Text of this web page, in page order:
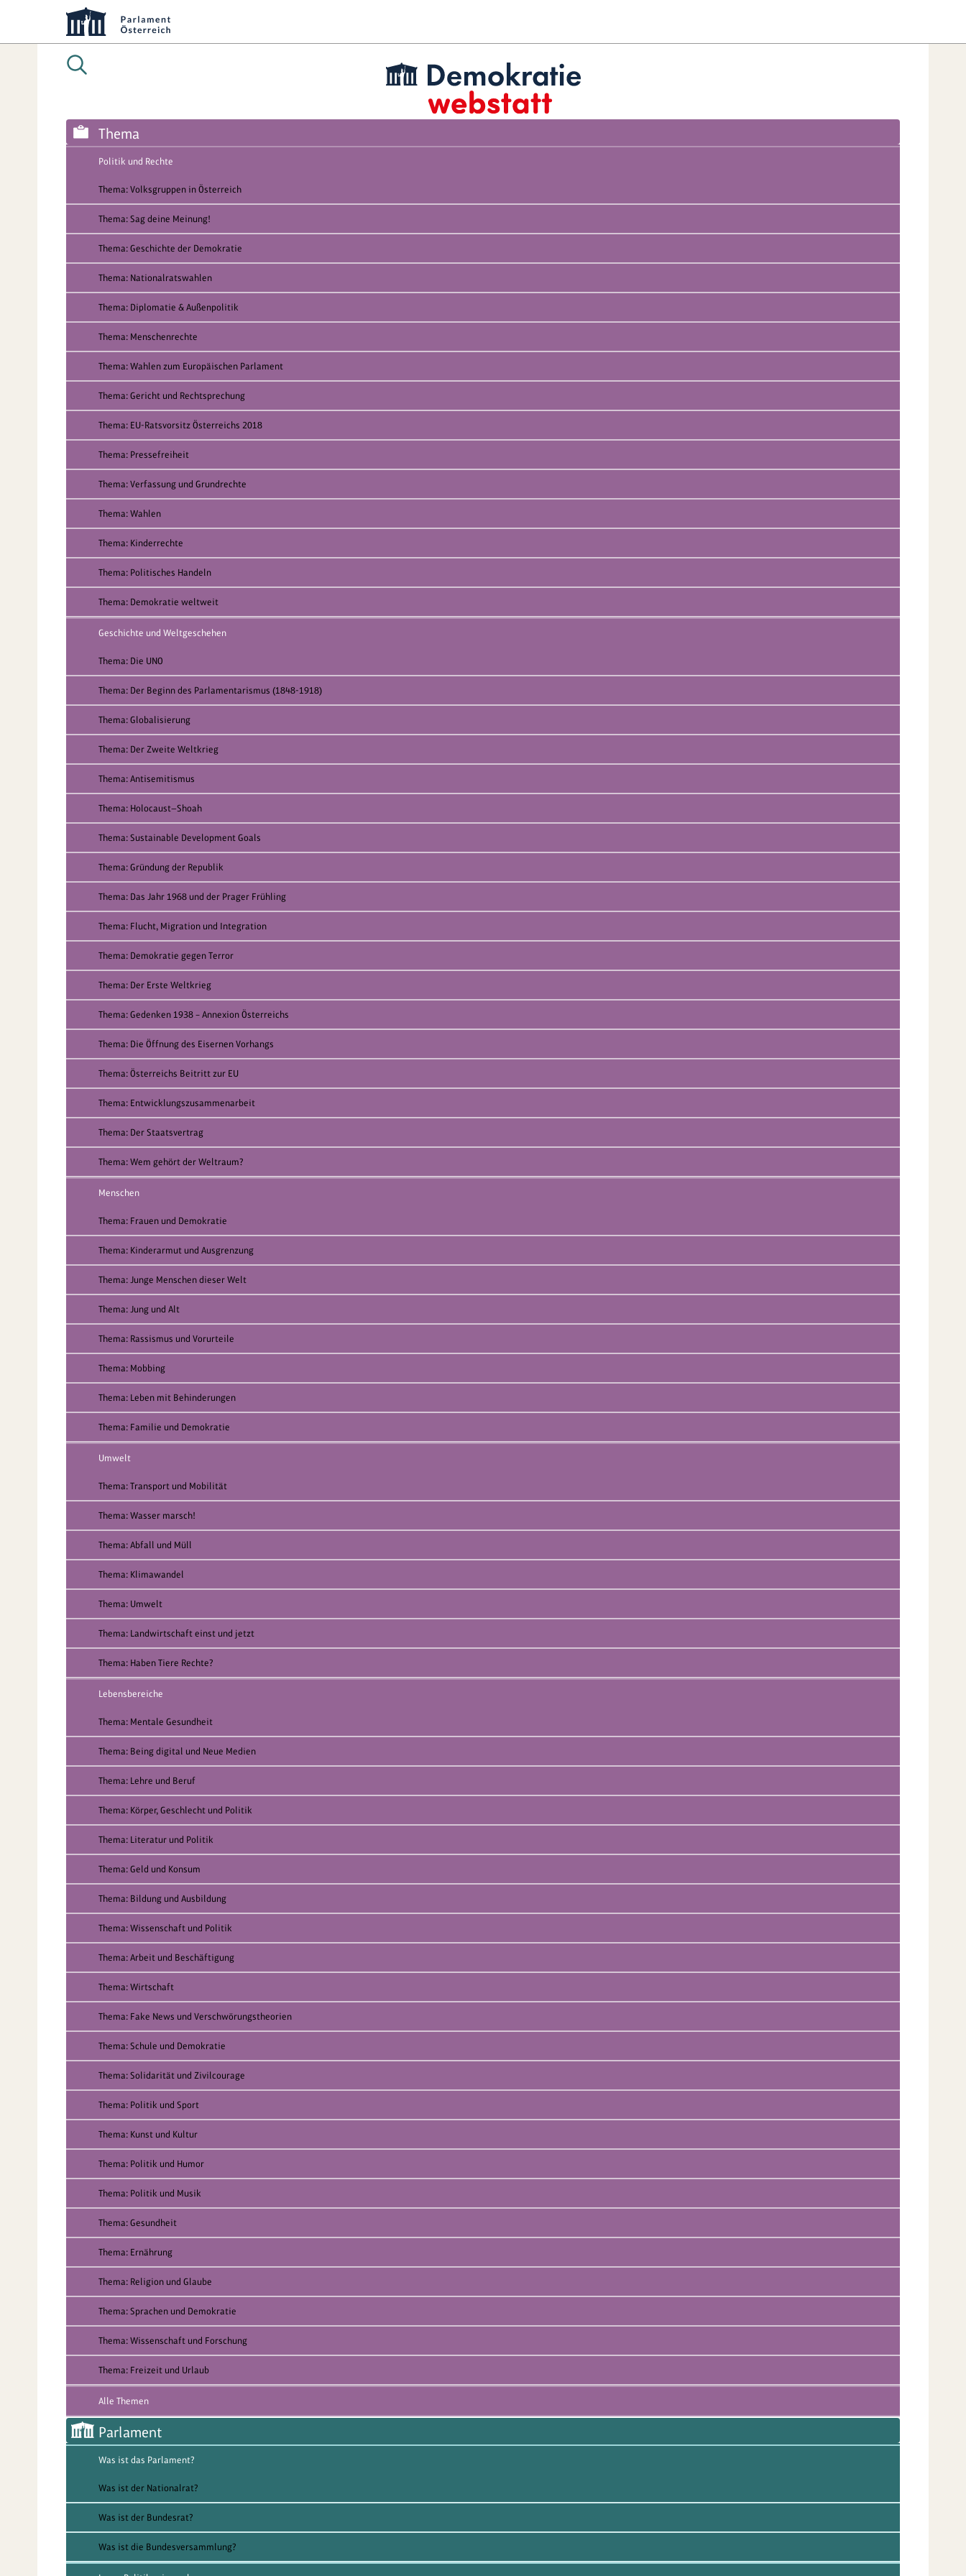
Thema
Politik und Rechte
Thema: Volksgruppen in Österreich
Thema: Sag deine Meinung!
Thema: Geschichte der Demokratie
Thema: Nationalratswahlen
Thema: Diplomatie & Außenpolitik
Thema: Menschenrechte
Thema: Wahlen zum Europäischen Parlament
Thema: Gericht und Rechtsprechung
Thema: EU-Ratsvorsitz Österreichs 2018
Thema: Pressefreiheit
Thema: Verfassung und Grundrechte
Thema: Wahlen
Thema: Kinderrechte
Thema: Politisches Handeln
Thema: Demokratie weltweit
Geschichte und Weltgeschehen
Thema: Die UNO
Thema: Der Beginn des Parlamentarismus (1848-1918)
Thema: Globalisierung
Thema: Der Zweite Weltkrieg
Thema: Antisemitismus
Thema: Holocaust—Shoah
Thema: Sustainable Development Goals
Thema: Gründung der Republik
Thema: Das Jahr 1968 und der Prager Frühling
Thema: Flucht, Migration und Integration
Thema: Demokratie gegen Terror
Thema: Der Erste Weltkrieg
Thema: Gedenken 1938 – Annexion Österreichs
Thema: Die Öffnung des Eisernen Vorhangs
Thema: Österreichs Beitritt zur EU
Thema: Entwicklungszusammenarbeit
Thema: Der Staatsvertrag
Thema: Wem gehört der Weltraum?
Menschen
Thema: Frauen und Demokratie
Thema: Kinderarmut und Ausgrenzung
Thema: Junge Menschen dieser Welt
Thema: Jung und Alt
Thema: Rassismus und Vorurteile
Thema: Mobbing
Thema: Leben mit Behinderungen
Thema: Familie und Demokratie
Umwelt
Thema: Transport und Mobilität
Thema: Wasser marsch!
Thema: Abfall und Müll
Thema: Klimawandel
Thema: Umwelt
Thema: Landwirtschaft einst und jetzt
Thema: Haben Tiere Rechte?
Lebensbereiche
Thema: Mentale Gesundheit
Thema: Being digital und Neue Medien
Thema: Lehre und Beruf
Thema: Körper, Geschlecht und Politik
Thema: Literatur und Politik
Thema: Geld und Konsum
Thema: Bildung und Ausbildung
Thema: Wissenschaft und Politik
Thema: Arbeit und Beschäftigung
Thema: Wirtschaft
Thema: Fake News und Verschwörungstheorien
Thema: Schule und Demokratie
Thema: Solidarität und Zivilcourage
Thema: Politik und Sport
Thema: Kunst und Kultur
Thema: Politik und Humor
Thema: Politik und Musik
Thema: Gesundheit
Thema: Ernährung
Thema: Religion und Glaube
Thema: Sprachen und Demokratie
Thema: Wissenschaft und Forschung
Thema: Freizeit und Urlaub
Alle Themen
Parlament
Was ist das Parlament?
Was ist der Nationalrat?
Was ist der Bundesrat?
Was ist die Bundesversammlung?